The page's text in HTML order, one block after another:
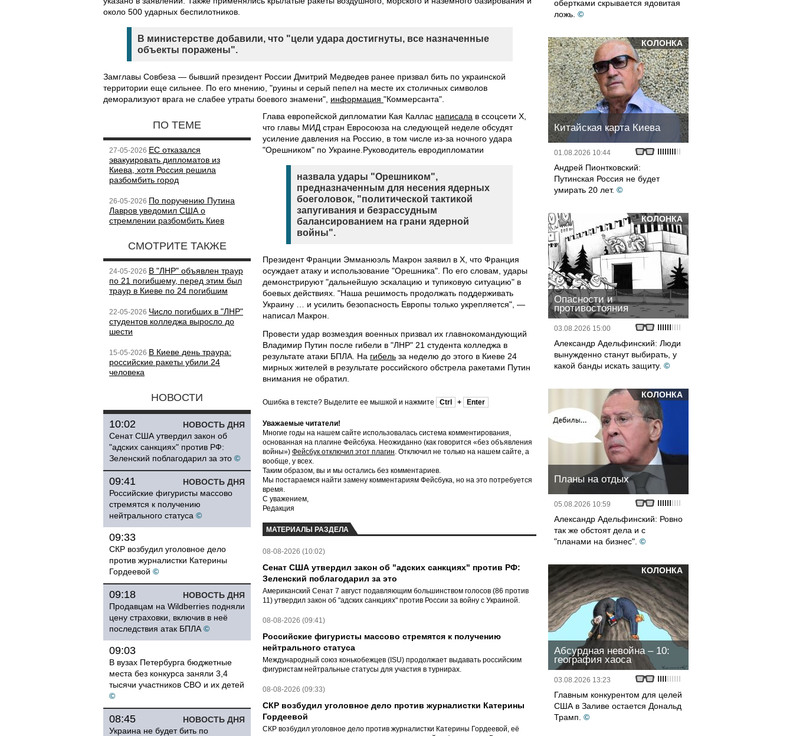
около 500 ударных беспилотников.
В министерстве добавили, что "цели удара достигнуты, все назначенные
объекты поражены".
Замглавы Совбеза — бывший президент России Дмитрий Медведев ранее призвал бить по украинской
территории еще сильнее. По его мнению, "руины и серый пепел на месте их столичных символов
деморализуют врага не слабее утраты боевого знамени", информация "Коммерсанта".
ПО ТЕМЕ
27-05-2026 ЕС отказался
эвакуировать дипломатов из
Киева, хотя Россия решила
разбомбить город
26-05-2026 По поручению Путина
Лавров уведомил США о
стремлении разбомбить Киев
СМОТРИТЕ ТАКЖЕ
24-05-2026 В "ЛНР" объявлен траур
по 21 погибшему, перед этим был
траур в Киеве по 24 погибшим
22-05-2026 Число погибших в "ЛНР"
студентов колледжа выросло до
шести
15-05-2026 В Киеве день траура:
российские ракеты убили 24
человека
НОВОСТИ
НОВОСТЬ ДНЯ
10:02
Сенат США утвердил закон об
"адских санкциях" против РФ:
Зеленский поблагодарил за это ©
НОВОСТЬ ДНЯ
09:41
Российские фигуристы массово
стремятся к получению
нейтрального статуса ©
09:33
СКР возбудил уголовное дело
против журналистки Катерины
Гордеевой ©
НОВОСТЬ ДНЯ
09:18
Продавцам на Wildberries подняли
цену страховки, включив в неё
последствия атак БПЛА ©
09:03
В вузах Петербурга бюджетные
места без конкурса заняли 3,4
тысячи участников СВО и их детей
©
НОВОСТЬ ДНЯ
08:45
Украина не будет бить по
Глава европейской дипломатии Кая Каллас написала в ссоцсети Х,
что главы МИД стран Евросоюза на следующей неделе обсудят
усиление давления на Россию, в том числе из-за ночного удара
"Орешником" по Украине.Руководитель евродипломатии
назвала удары "Орешником",
предназначенным для несения ядерных
боеголовок, "политической тактикой
запугивания и безрассудным
балансированием на грани ядерной
войны".
Президент Франции Эмманюэль Макрон заявил в X, что Франция
осуждает атаку и использование "Орешника". По его словам, удары
демонстрируют "дальнейшую эскалацию и тупиковую ситуацию" в
боевых действиях. "Наша решимость продолжать поддерживать
Украину … и усилить безопасность Европы только укрепляется", —
написал Макрон.
Провести удар возмездия военных призвал их главнокомандующий
Владимир Путин после гибели в "ЛНР" 21 студента колледжа в
результате атаки БПЛА. На гибель за неделю до этого в Киеве 24
мирных жителей в результате российского обстрела ракетами Путин
внимания не обратил.
Ошибка в тексте? Выделите ее мышкой и нажмите Ctrl + Enter
Уважаемые читатели!
Многие годы на нашем сайте использовалась система комментирования,
основанная на плагине Фейсбука. Неожиданно (как говорится «без объявления
войны») Фейсбук отключил этот плагин. Отключил не только на нашем сайте, а
вообще, у всех.
Таким образом, вы и мы остались без комментариев.
Мы постараемся найти замену комментариям Фейсбука, но на это потребуется
время.
С уважением,
Редакция
МАТЕРИАЛЫ РАЗДЕЛА
08-08-2026 (10:02)
Сенат США утвердил закон об "адских санкциях" против РФ:
Зеленский поблагодарил за это
Американский Сенат 7 август подавляющим большинством голосов (86 против
11) утвердил закон об "адских санкциях" против России за войну с Украиной.
08-08-2026 (09:41)
Российские фигуристы массово стремятся к получению
нейтрального статуса
Международный союз конькобежцев (ISU) продолжает выдавать российским
фигуристам нейтральные статусы для участия в турнирах.
08-08-2026 (09:33)
СКР возбудил уголовное дело против журналистки Катерины
Гордеевой
СКР возбудил уголовное дело против журналистки Катерины Гордеевой, её
обертками скрывается ядовитая
ложь. ©
КОЛОНКА
Китайская карта Киева
01.08.2026 10:44
Андрей Пионтковский:
Путинская Россия не будет
умирать 20 лет. ©
КОЛОНКА
Опасности и
противостояния
03.08.2026 15:00
Александр Адельфинский: Люди
вынужденно станут выбирать, у
какой банды искать защиту. ©
КОЛОНКА
Планы на отдых
05.08.2026 10:59
Александр Адельфинский: Ровно
так же обстоят дела и с
"планами на бизнес". ©
КОЛОНКА
Абсурдная невойна – 10:
география хаоса
03.08.2026 13:23
Главным конкурентом для целей
США в Заливе остается Дональд
Трамп. ©